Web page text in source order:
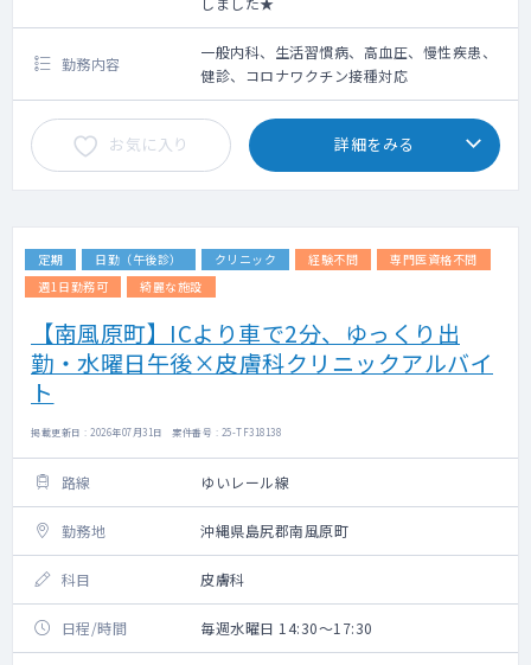
勤務内容
一般内科、生活習慣病、高血圧、慢性疾患、
健診、コロナワクチン接種対応
お気に入り 詳細をみる
定期 日勤（午後診） クリニック 経験不問
専門医資格不問
週1日勤務可
綺麗な施設
【南風原町】ICより車で2分、ゆっくり出
勤・水曜日午後×皮膚科クリニックアルバイ
ト
掲載更新日 : 2026年07月31日 案件番号 : 25-TF318138
路線 ゆいレール線
勤務地 沖縄県島尻郡南風原町
科目 皮膚科
日程/時間 毎週水曜日 14:30～17:30